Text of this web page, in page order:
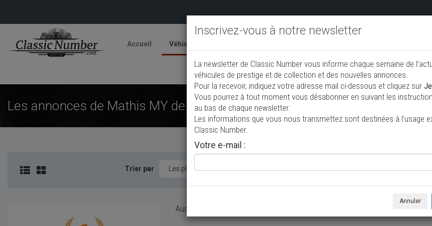
Accueil Véhicules
Ajouter une annonce
Les annonces de Mathis MY de collection à vendre
Trier par
Aucun véhicule ne correspond à votre recherche, veuillez modifier vos critères
Inscrivez-vous à notre newsletter
La newsletter de Classic Number vous informe chaque semaine de
véhicules de prestige et de collection et des nouvelles annonces.
Pour la recevoir, indiquez votre adresse mail ci-dessous et cliquez sur
Vous pourrez à tout moment vous désabonner en suivant les
au bas de chaque newsletter.
Les informations que vous nous transmettez sont destinées à l’usage
Classic Number.
Votre e-mail :
Annuler